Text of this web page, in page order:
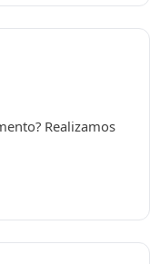
Realizamos